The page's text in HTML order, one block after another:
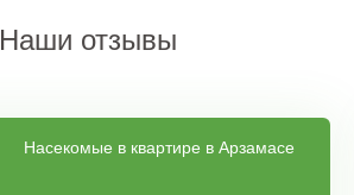
Наши отзывы
Насекомые в квартире в Арзамасе